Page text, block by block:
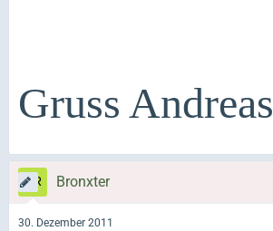
Gruss Andreas
Bronxter
30. Dezember 2011